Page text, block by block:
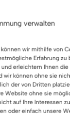
verwalten
wir mithilfe von
Erfahrung zu
erleichtern Ihnen
wir können ohne sie
der von Dritten
Website ohne sie
auf Ihre Interessen
oder einfach unsere
das Ihren